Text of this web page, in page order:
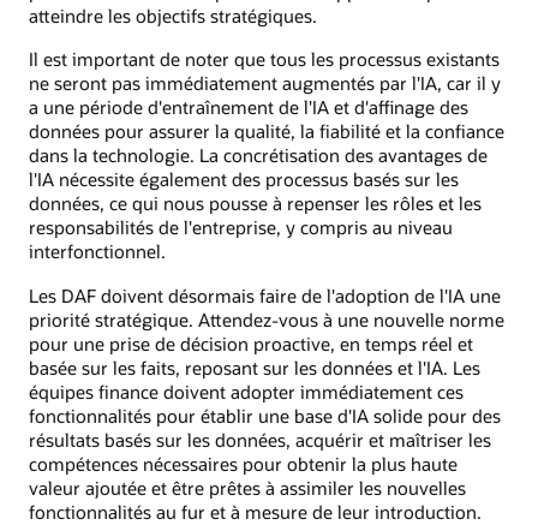
atteindre les objectifs stratégiques.
Il est important de noter que tous les processus existants
ne seront pas immédiatement augmentés par l'IA, car il y
a une période d'entraînement de l'IA et d'affinage des
données pour assurer la qualité, la fiabilité et la confiance
dans la technologie. La concrétisation des avantages de
l'IA nécessite également des processus basés sur les
données, ce qui nous pousse à repenser les rôles et les
responsabilités de l'entreprise, y compris au niveau
interfonctionnel.
Les DAF doivent désormais faire de l'adoption de l'IA une
priorité stratégique. Attendez-vous à une nouvelle norme
pour une prise de décision proactive, en temps réel et
basée sur les faits, reposant sur les données et l'IA. Les
équipes finance doivent adopter immédiatement ces
fonctionnalités pour établir une base d'IA solide pour des
résultats basés sur les données, acquérir et maîtriser les
compétences nécessaires pour obtenir la plus haute
valeur ajoutée et être prêtes à assimiler les nouvelles
fonctionnalités au fur et à mesure de leur introduction.